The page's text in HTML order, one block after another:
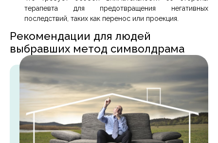
терапевта для предотвращения негативных
последствий, таких как перенос или проекция.
Рекомендации для людей
выбравших метод символдрама